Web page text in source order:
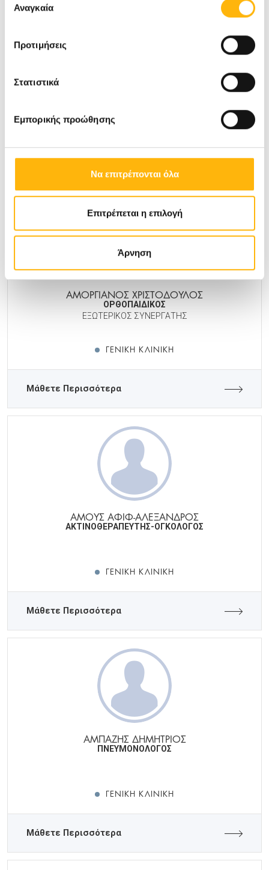
των υπηρεσιών τους.
συγκατάθεσης
Αναγκαία
Προτιμήσεις
Στατιστικά
Εμπορικής προώθησης
Να επιτρέπονται όλα
Επιτρέπεται η επιλογή
Άρνηση
ΜΑΙΕΥΤΙΚΉ - ΓΥΝΑΙΚΟΛΟΓΙΚΉ
ΑΜΟΡΓΙΑΝΟΣ ΧΡΙΣΤΟΔΟΥΛΟΣ
ΟΡΘΟΠΑΙΔΙΚΟΣ
ΕΞΩΤΕΡΙΚΟΣ ΣΥΝΕΡΓΑΤΗΣ
ΓΕΝΙΚΉ ΚΛΙΝΙΚΉ
Μάθετε Περισσότερα
ΑΜΟΥΣ ΑΦΙΦ-ΑΛΕΞΑΝΔΡΟΣ
ΑΚΤΙΝΟΘΕΡΑΠΕΥΤΗΣ-ΟΓΚΟΛΟΓΟΣ
ΓΕΝΙΚΉ ΚΛΙΝΙΚΉ
Μάθετε Περισσότερα
ΑΜΠΑΖΗΣ ΔΗΜΗΤΡΙΟΣ
ΠΝΕΥΜΟΝΟΛΟΓΟΣ
ΓΕΝΙΚΉ ΚΛΙΝΙΚΉ
Μάθετε Περισσότερα